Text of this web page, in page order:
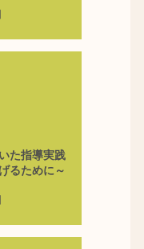
た指導実践
るために～